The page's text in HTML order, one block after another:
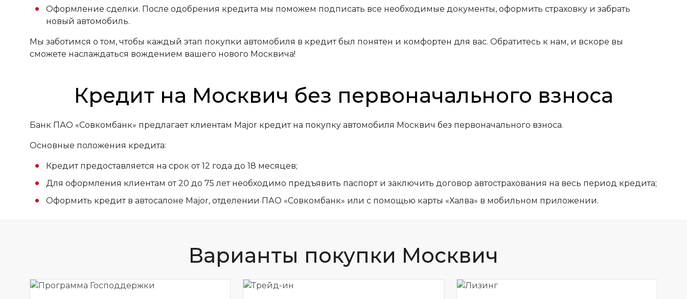
Оформление сделки. После одобрения кредита мы поможем подписать все необходимые документы, оформить страховку и забрать
новый автомобиль.
Мы заботимся о том, чтобы каждый этап покупки автомобиля в кредит был понятен и комфортен для вас. Обратитесь к нам, и вскоре вы
сможете наслаждаться вождением вашего нового Москвича!
Кредит на Москвич без первоначального взноса
Банк ПАО «Совкомбанк» предлагает клиентам Major кредит на покупку автомобиля Москвич без первоначального взноса.
Основные положения кредита:
Кредит предоставляется на срок от 12 года до 18 месяцев;
Для оформления клиентам от 20 до 75 лет необходимо предъявить паспорт и заключить договор автострахования на весь период кредита;
Оформить кредит в автосалоне Major, отделении ПАО «Совкомбанк» или с помощью карты «Халва» в мобильном приложении.
Варианты покупки Москвич